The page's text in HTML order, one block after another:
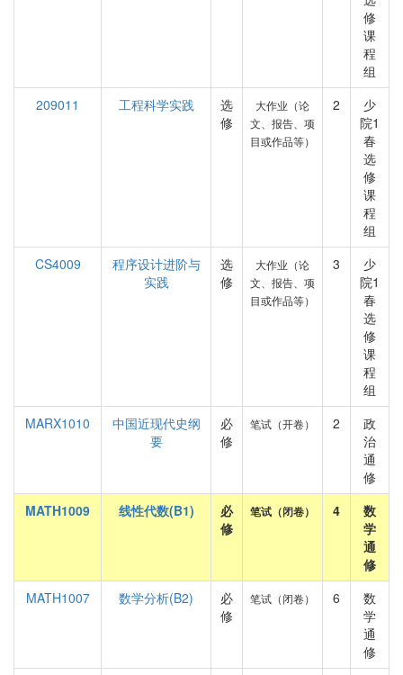
修
课
程
组
209011
工程科学实践
选
修
大作业（论
文、报告、项
目或作品等）
2
少
院1
春
选
修
课
程
组
CS4009
程序设计进阶与
实践
选
修
大作业（论
文、报告、项
目或作品等）
3
少
院1
春
选
修
课
程
组
MARX1010
中国近现代史纲
要
必
修
笔试（开卷） 2
政
治
通
修
MATH1009
线性代数(B1)
必
修
笔试（闭卷） 4
数
学
通
修
MATH1007
数学分析(B2)
必
修
笔试（闭卷） 6
数
学
通
修